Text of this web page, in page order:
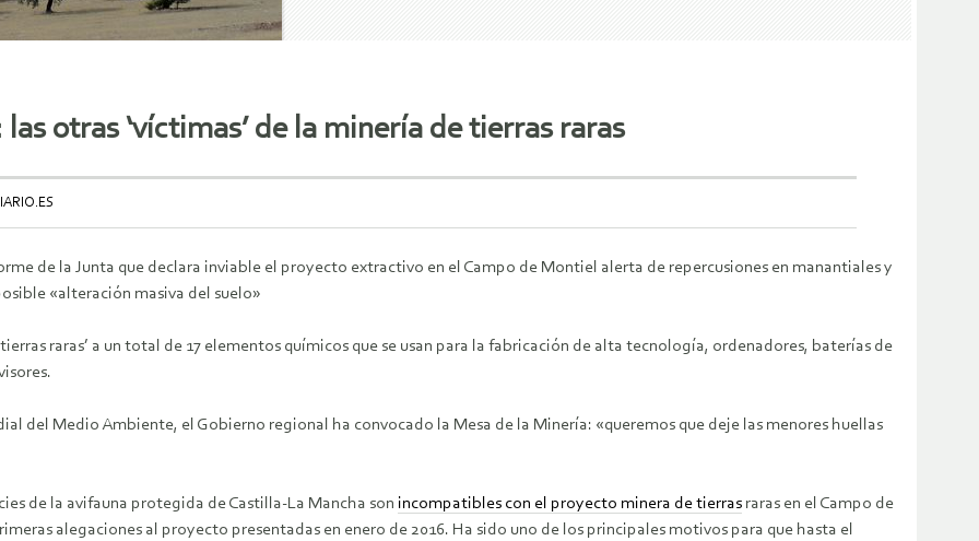
otras ‘víctimas’ de la minería de tierras raras
de la Junta que declara inviable el proyecto extractivo en el Campo de Montiel alerta de repercusiones en manantiales y
«alteración masiva del suelo»
raras’ a un total de 17 elementos químicos que se usan para la fabricación de alta tecnología, ordenadores, baterías de
del Medio Ambiente, el Gobierno regional ha convocado la Mesa de la Minería: «queremos que deje las menores huellas
de la avifauna protegida de Castilla-La Mancha son incompatibles con el proyecto minera de tierras raras en el Campo de
alegaciones al proyecto presentadas en enero de 2016. Ha sido uno de los principales motivos para que hasta el